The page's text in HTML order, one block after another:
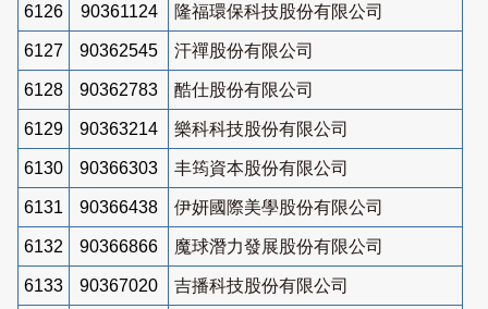
6126 90361124 隆福環保科技股份有限公司
6127 90362545 汗禪股份有限公司
6128 90362783 酷仕股份有限公司
6129 90363214 樂科科技股份有限公司
6130 90366303 丰筠資本股份有限公司
6131 90366438 伊妍國際美學股份有限公司
6132 90366866 魔球潛力發展股份有限公司
6133 90367020 吉播科技股份有限公司